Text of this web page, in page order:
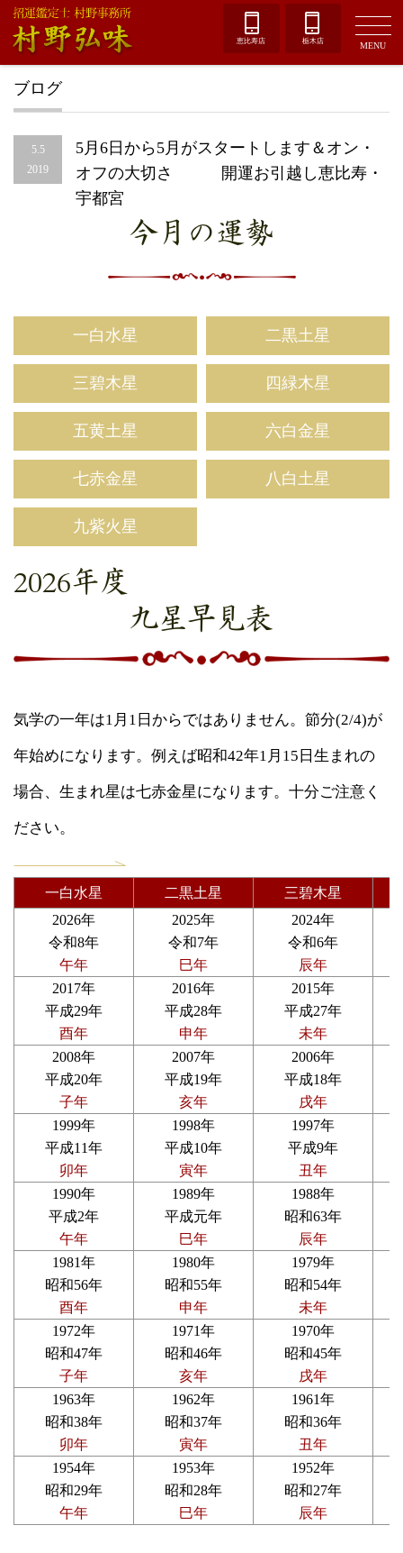
恵比寿店 栃木店 MENU
ブログ
5.5
2019
5月6日から5月がスタートします＆オン・
オフの大切さ 開運お引越し恵比寿・
宇都宮
今月の運勢
一白水星 二黒土星
三碧木星 四緑木星
五黄土星 六白金星
七赤金星 八白土星
九紫火星
2026年度
九星早見表
気学の一年は1月1日からではありません。節分(2/4)が
年始めになります。例えば昭和42年1月15日生まれの
場合、生まれ星は七赤金星になります。十分ご注意く
ださい。
一白水星 二黒土星
三碧木星
2026年
令和8年
午年
2025年
令和7年
巳年
2024年
令和6年
辰年
2017年
平成29年
酉年
2016年
平成28年
申年
2015年
平成27年
未年
2008年
平成20年
子年
2007年
平成19年
亥年
2006年
平成18年
戌年
1999年
平成11年
卯年
1998年
平成10年
寅年
1997年
平成9年
丑年
1990年
平成2年
午年
1989年
平成元年
巳年
1988年
昭和63年
辰年
1981年
昭和56年
酉年
1980年
昭和55年
申年
1979年
昭和54年
未年
1972年
昭和47年
子年
1971年
昭和46年
亥年
1970年
昭和45年
戌年
1963年
昭和38年
卯年
1962年
昭和37年
寅年
1961年
昭和36年
丑年
1954年
昭和29年
午年
1953年
昭和28年
巳年
1952年
昭和27年
辰年